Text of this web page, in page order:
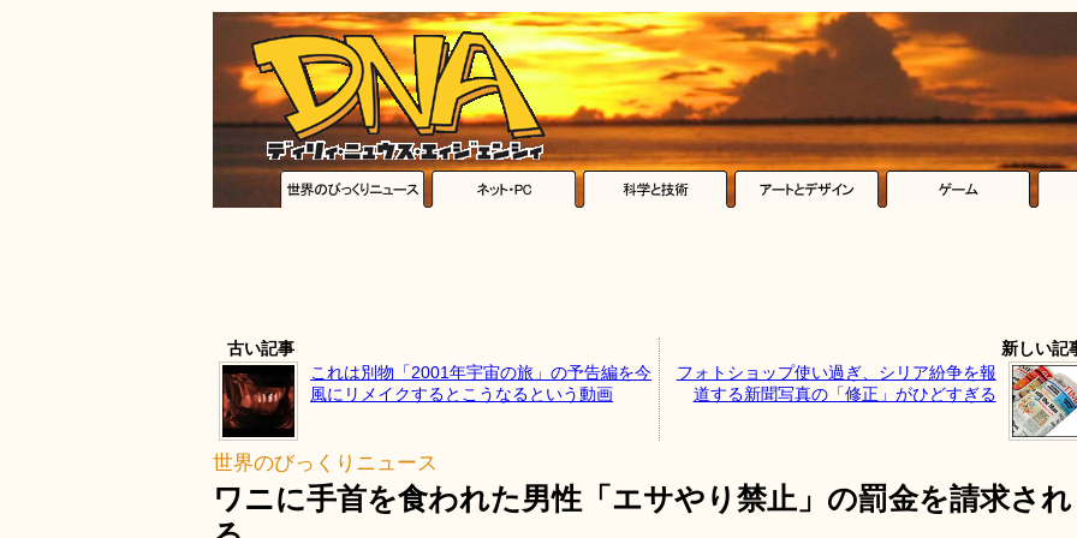
古い記事
これは別物「2001年宇宙の旅」の予告編を今
風にリメイクするとこうなるという動画
新しい記
フォトショップ使い過ぎ、シリア紛争を報
道する新聞写真の「修正」がひどすぎる
世界のびっくりニュース
ワニに手首を食われた男性「エサやり禁止」の罰金を請求され